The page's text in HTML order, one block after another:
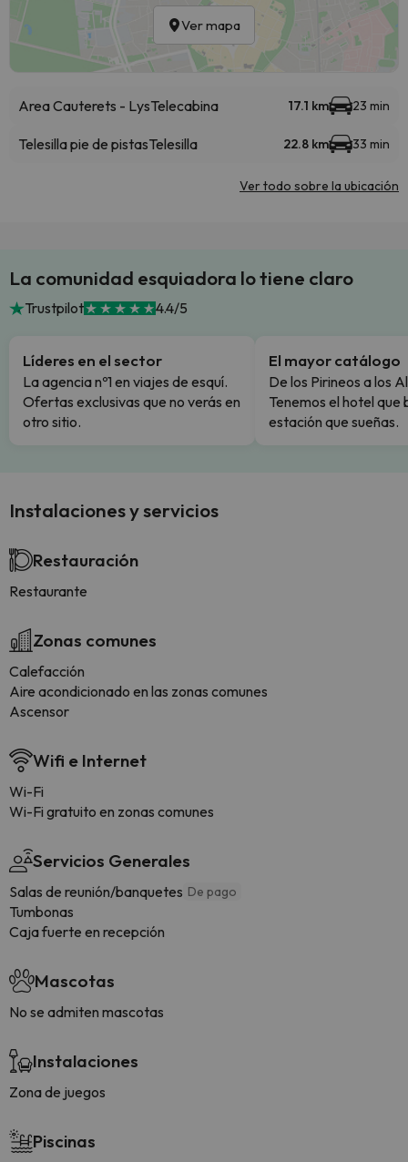
Ver mapa
Area Cauterets - LysTelecabina 17.1 km 23 min
Telesilla pie de pistasTelesilla 22.8 km 33 min
Ver todo sobre la ubicación
La comunidad esquiadora lo tiene claro
Trustpilot 4.4/5
Líderes en el sector
La agencia nº1 en viajes de esquí.
Ofertas exclusivas que no verás en
otro sitio.
El mayor catálogo
De los Pirineos a los
Tenemos el hotel que
estación que sueñas.
Instalaciones y servicios
Restauración
Restaurante
Zonas comunes
Calefacción
Aire acondicionado en las zonas comunes
Ascensor
Wifi e Internet
Wi-Fi
Wi-Fi gratuito en zonas comunes
Servicios Generales
Salas de reunión/banquetes De pago
Tumbonas
Caja fuerte en recepción
Mascotas
No se admiten mascotas
Instalaciones
Zona de juegos
Piscinas